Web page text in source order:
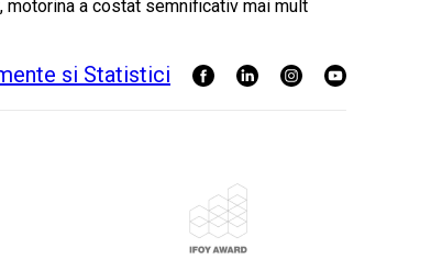
a costat semnificativ mai mult